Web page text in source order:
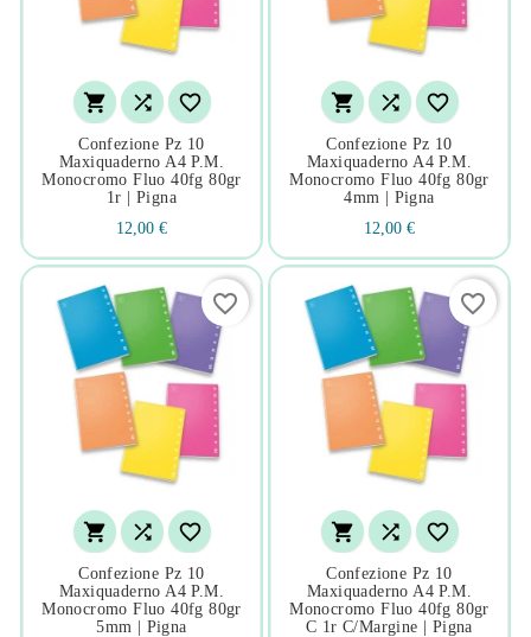
  
Confezione Pz 10
Maxiquaderno A4 P.m.
Monocromo Fluo 40fg 80gr
1r | Pigna
12,00 €
  
Confezione Pz 10
Maxiquaderno A4 P.m.
Monocromo Fluo 40fg 80gr
4mm | Pigna
12,00 €
  
Confezione Pz 10
Maxiquaderno A4 P.m.
Monocromo Fluo 40fg 80gr
5mm | Pigna
favorite_border
  
Confezione Pz 10
Maxiquaderno A4 P.m.
Monocromo Fluo 40fg 80gr
C 1r C/margine | Pigna
favorite_border